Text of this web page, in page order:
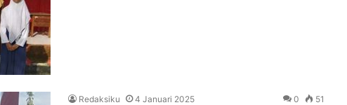
Redaksiku 4 Januari 2025 0 51